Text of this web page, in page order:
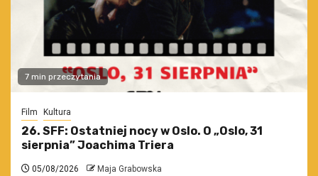
7 min przeczytania
Film Kultura
26. SFF: Ostatniej nocy w Oslo. O „Oslo, 31
sierpnia” Joachima Triera
05/08/2026 Maja Grabowska